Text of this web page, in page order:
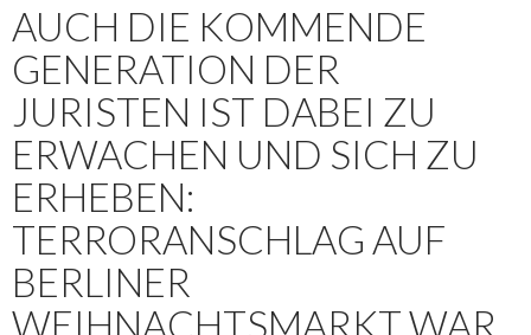
AUCH DIE KOMMENDE
GENERATION DER
JURISTEN IST DABEI ZU
ERWACHEN UND SICH ZU
ERHEBEN:
TERRORANSCHLAG AUF
BERLINER
WEIHNACHTSMARKT WAR